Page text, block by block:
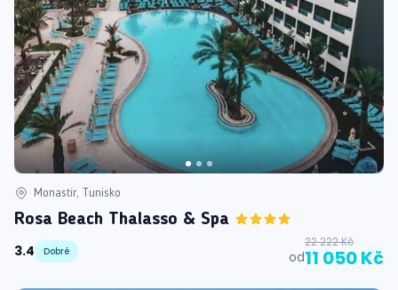
Monastir, Tunisko
Rosa Beach Thalasso & Spa
3.4
Dobré od
22 222 Kč
11 050 Kč